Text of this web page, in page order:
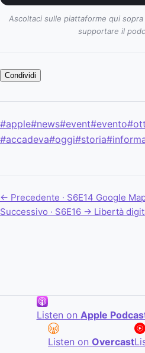
Ascoltaci sulle piattaforme qui
supportare il
Condividi
#apple#news#event#evento
#accadeva#oggi#storia
← Precedente · S6E14 Google
Successivo · S6E16 → Libertà
Listen on Apple
Listen on Overcast